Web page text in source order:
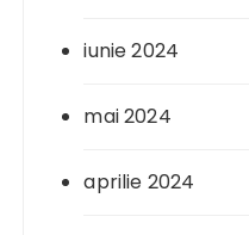
iunie 2024
mai 2024
aprilie 2024